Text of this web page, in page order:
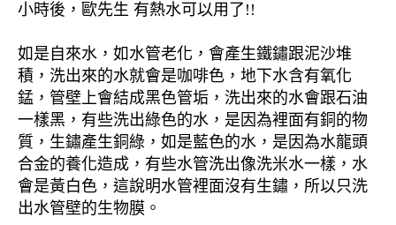
小時後，歐先生 有熱水可以用了!!
如是自來水，如水管老化，會產生鐵鏽跟泥沙堆
積，洗出來的水就會是咖啡色，地下水含有氧化
錳，管壁上會結成黑色管垢，洗出來的水會跟石油
一樣黑，有些洗出綠色的水，是因為裡面有銅的物
質，生鏽產生銅綠，如是藍色的水，是因為水龍頭
合金的養化造成，有些水管洗出像洗米水一樣，水
會是黃白色，這說明水管裡面沒有生鏽，所以只洗
出水管壁的生物膜。